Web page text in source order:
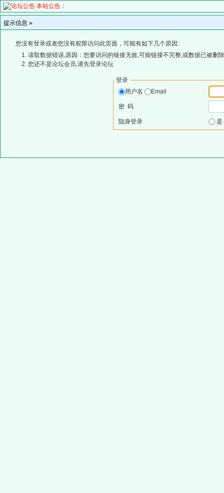
本站公告：
提示信息 »
您没有登录或者您没有权限访问此页面，可能有如下几个原因:
读取数据错误,原因：您要访问的链接无效,可能链接不完整,或数据已被删
您还不是论坛会员,请先登录论坛
登录
用户名
Email
密 码
隐身登录